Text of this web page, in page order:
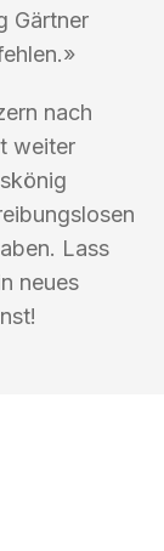
Gärtner
nach
weiter
Lass
neues